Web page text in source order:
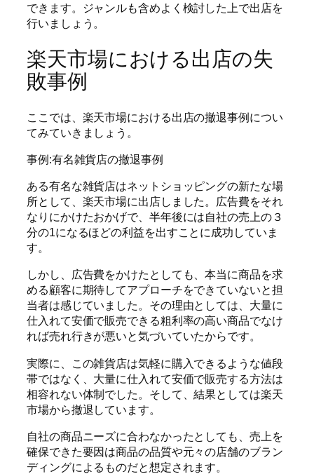
できます。ジャンルも含めよく検討した上で出店を
行いましょう。
楽天市場における出店の失
敗事例
ここでは、楽天市場における出店の撤退事例につい
てみていきましょう。
事例:有名雑貨店の撤退事例
ある有名な雑貨店はネットショッピングの新たな場
所として、楽天市場に出店しました。広告費をそれ
なりにかけたおかげで、半年後には自社の売上の３
分の1になるほどの利益を出すことに成功していま
す。
しかし、広告費をかけたとしても、本当に商品を求
める顧客に期待してアプローチをできていないと担
当者は感じていました。その理由としては、大量に
仕入れて安価で販売できる粗利率の高い商品でなけ
れば売れ行きが悪いと気づいていたからです。
実際に、この雑貨店は気軽に購入できるような値段
帯ではなく、大量に仕入れて安価で販売する方法は
相容れない体制でした。そして、結果としては楽天
市場から撤退しています。
自社の商品ニーズに合わなかったとしても、売上を
確保できた要因は商品の品質や元々の店舗のブラン
ディングによるものだと想定されます。